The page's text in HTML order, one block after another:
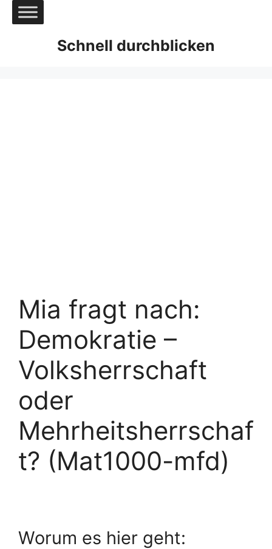
Zum
Inhalt
Schnell durchblicken
Mia fragt nach:
Demokratie –
Volksherrschaft
oder
Mehrheitsherrschaf
t? (Mat1000-mfd)
Worum es hier geht: